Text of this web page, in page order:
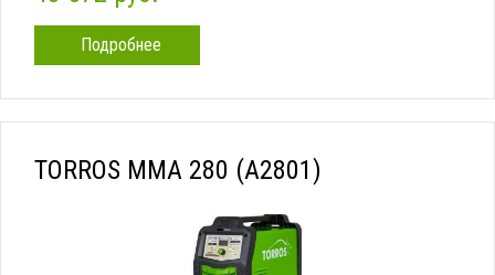
Подробнее
TORROS MMA 280 (A2801)